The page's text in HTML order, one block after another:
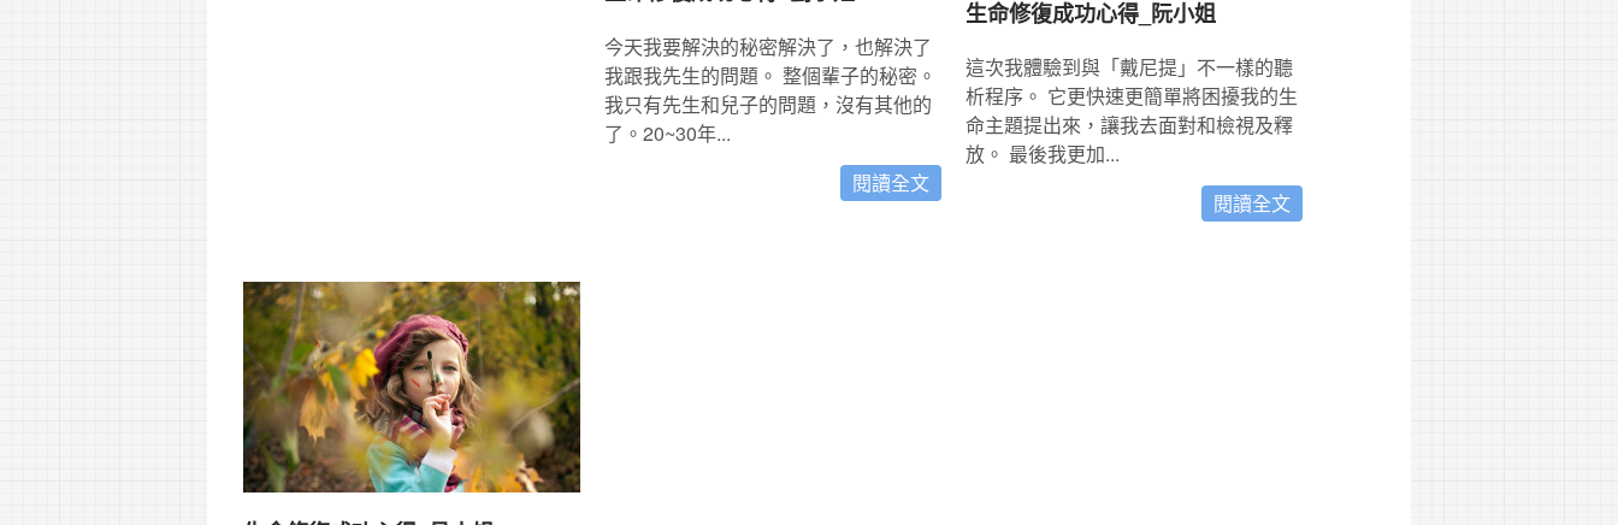
今天我要解決的秘密解決了，也解決了
我跟我先生的問題。 整個輩子的秘密。
我只有先生和兒子的問題，沒有其他的
了。20~30年...
閱讀全文
生命修復成功心得_阮小姐
這次我體驗到與「戴尼提」不一樣的聽
析程序。 它更快速更簡單將困擾我的生
命主題提出來，讓我去面對和檢視及釋
放。 最後我更加...
閱讀全文